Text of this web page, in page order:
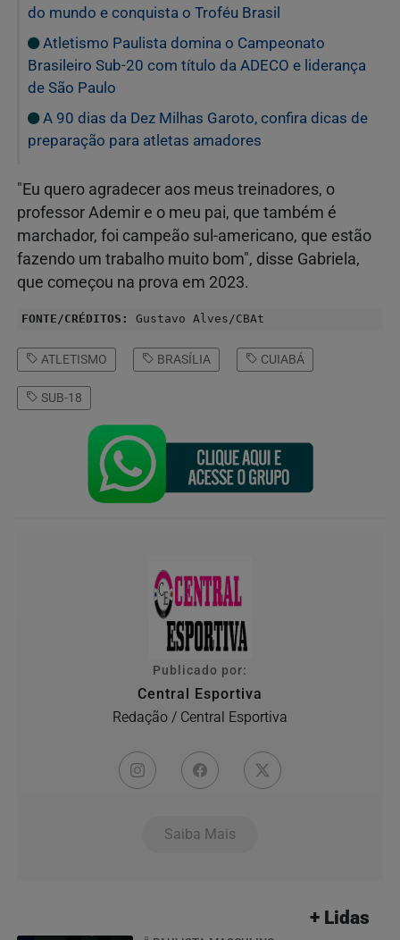
do mundo e conquista o Troféu Brasil
Atletismo Paulista domina o Campeonato
Brasileiro Sub-20 com título da ADECO e liderança
de São Paulo
A 90 dias da Dez Milhas Garoto, confira dicas de
preparação para atletas amadores
"Eu quero agradecer aos meus treinadores, o
professor Ademir e o meu pai, que também é
marchador, foi campeão sul-americano, que estão
fazendo um trabalho muito bom", disse Gabriela,
que começou na prova em 2023.
FONTE/CRÉDITOS: Gustavo Alves/CBAt
ATLETISMO BRASÍLIA CUIABÁ
SUB-18
Publicado por:
Central Esportiva
Redação / Central Esportiva
Saiba Mais
+ Lidas